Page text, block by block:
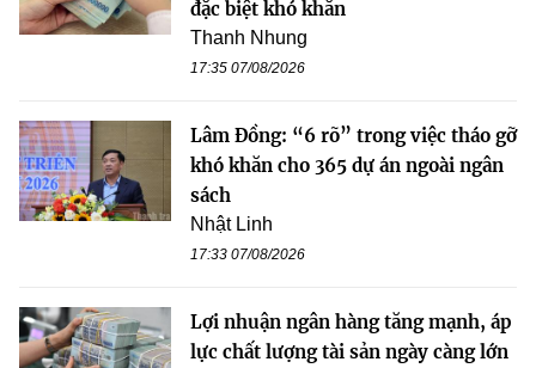
đặc biệt khó khăn
Thanh Nhung
17:35 07/08/2026
Lâm Đồng: “6 rõ” trong việc tháo gỡ
khó khăn cho 365 dự án ngoài ngân
sách
Nhật Linh
17:33 07/08/2026
Lợi nhuận ngân hàng tăng mạnh, áp
lực chất lượng tài sản ngày càng lớn